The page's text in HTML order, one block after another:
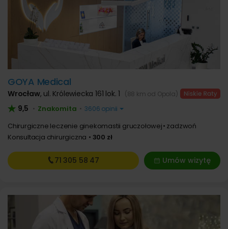
GOYA Medical
Wrocław, ul. Królewiecka 161 lok. 1 (88 km od Opola)
9,5 • Znakomita • 3606 opinii
Chirurgiczne leczenie ginekomastii gruczołowej zadzwoń
Konsultacja chirurgiczna
300 zł
Umów wizytę
71 305 58 47